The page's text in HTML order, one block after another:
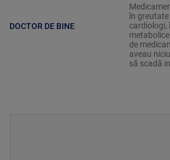
DOCTOR DE BINE
în
cardiologi,
de
aveau
să scadă